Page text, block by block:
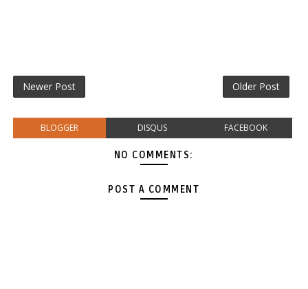
Newer Post Older Post
BLOGGER DISQUS FACEBOOK
NO COMMENTS:
POST A COMMENT